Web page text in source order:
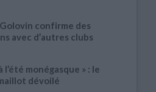
Golovin confirme des
avec d’autres clubs
l’été monégasque » : le
dévoilé